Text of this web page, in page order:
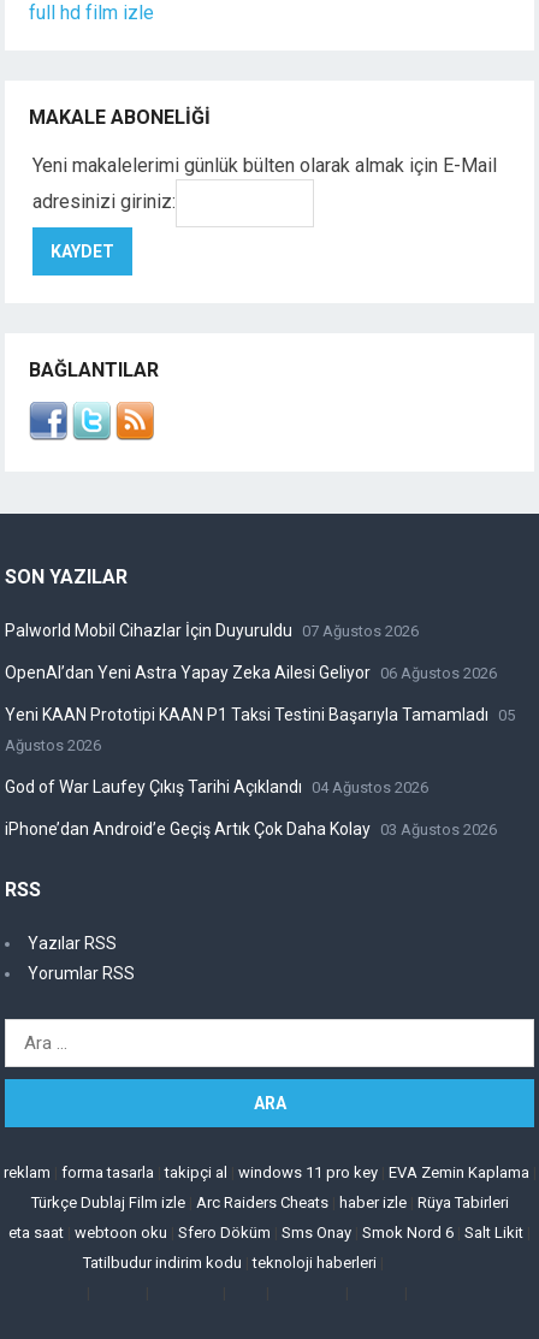
full hd film izle
MAKALE ABONELIĞI
Yeni makalelerimi günlük bülten olarak almak için E-Mail
adresinizi giriniz:
BAĞLANTILAR
SON YAZILAR
Palworld Mobil Cihazlar İçin Duyuruldu 07 Ağustos 2026
OpenAI’dan Yeni Astra Yapay Zeka Ailesi Geliyor 06 Ağustos 2026
Yeni KAAN Prototipi KAAN P1 Taksi Testini Başarıyla Tamamladı
05
Ağustos 2026
God of War Laufey Çıkış Tarihi Açıklandı 04 Ağustos 2026
iPhone’dan Android’e Geçiş Artık Çok Daha Kolay 03 Ağustos 2026
RSS
Yazılar RSS
Yorumlar RSS
Arama:
reklam forma tasarla |takipçi al windows 11 pro key| EVA Zemin Kaplama
Türkçe Dublaj Film izle| Arc Raiders Cheats| haber izle| Rüya Tabirleri
eta saat webtoon oku Sfero Döküm Sms Onay Smok Nord 6 Salt Likit
Tatilbudur indirim kodu |teknoloji haberleri|